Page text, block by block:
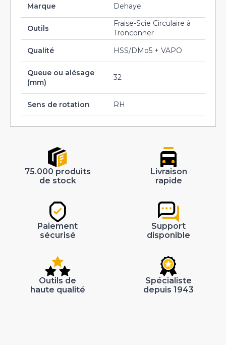
Marque Dehaye
Outils
Fraise-Scie Circulaire à
Tronconner
Qualité
HSS/DMo5 + VAPO
Queue ou alésage
(mm)
32
Sens de rotation RH
75.000 produits
de stock
Livraison
rapide
Paiement
sécurisé
Support
disponible
Outils de
haute qualité
Spécialiste
depuis 1943